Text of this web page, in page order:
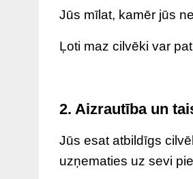
Jūs mīlat, kamēr jūs
Ļoti maz cilvēki var
2. Aizrautība un
Jūs esat atbildīgs
uzņematies uz sevi